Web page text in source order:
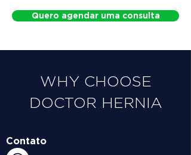
Quero agendar uma consulta
WHY CHOOSE
DOCTOR HERNIA
Contato